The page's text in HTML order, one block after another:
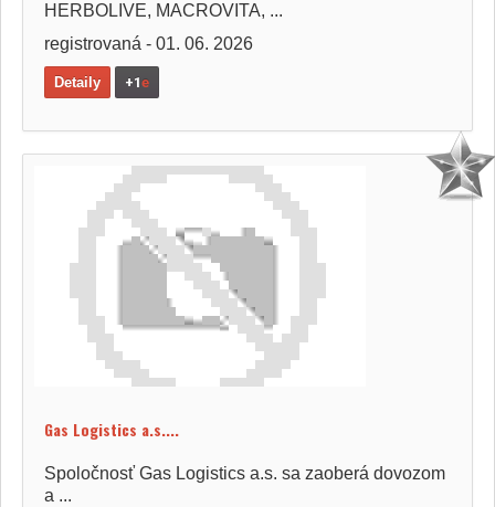
HERBOLIVE, MACROVITA, ...
registrovaná - 01. 06. 2026
Detaily +1e
Gas Logistics a.s....
Spoločnosť Gas Logistics a.s. sa zaoberá dovozom
a ...